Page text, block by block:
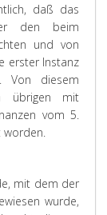
daß das
den beim
und von
erster Instanz
Von diesem
übrigen mit
vom 5.
worden.
mit dem der
wurde,